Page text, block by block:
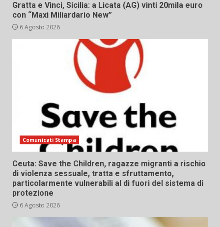
Gratta e Vinci, Sicilia: a Licata (AG) vinti 20mila euro
con “Maxi Miliardario New”
6 Agosto 2026
Comunicati Stampa
Ceuta: Save the Children, ragazze migranti a rischio
di violenza sessuale, tratta e sfruttamento,
particolarmente vulnerabili al di fuori del sistema di
protezione
6 Agosto 2026